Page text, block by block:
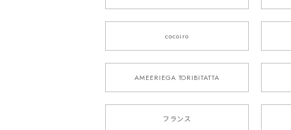
cocoiro
AMEERIEGA TORIBITATTA
フランス